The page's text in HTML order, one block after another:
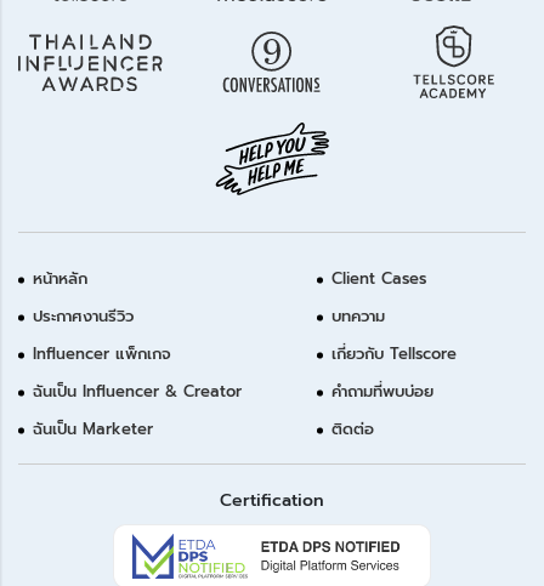
หน้าหลัก
ประกาศงานรีวิว
Influencer แพ็กเกจ
ฉันเป็น Influencer & Creator
ฉันเป็น Marketer
Client Cases
บทความ
เกี่ยวกับ Tellscore
คำถามที่พบบ่อย
ติดต่อ
Certification